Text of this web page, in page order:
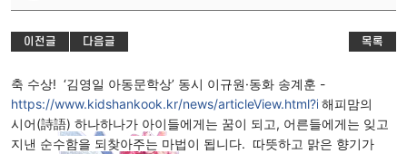
이전글 다음글 목록
https://www.kidshankook.kr/news/articleView.html?i 해피맘의
시어(詩語) 하나하나가 아이들에게는 꿈이 되고, 어른들에게는 잊고
지낸 순수함을 되찾아주는 마법이 됩니다.  따뜻하고 맑은 향기가